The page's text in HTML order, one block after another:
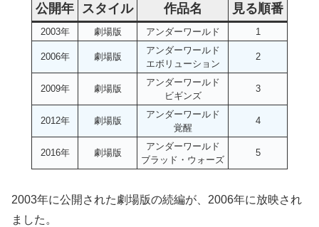
公開年 スタイル 作品名 見る順番
2003年 劇場版 アンダーワールド 1
2006年 劇場版
アンダーワールド
エボリューション
2
2009年 劇場版
アンダーワールド
ビギンズ
3
2012年 劇場版
アンダーワールド
覚醒
4
2016年 劇場版
アンダーワールド
ブラッド・ウォーズ
5
2003年に公開された劇場版の続編が、2006年に放映され
ました。